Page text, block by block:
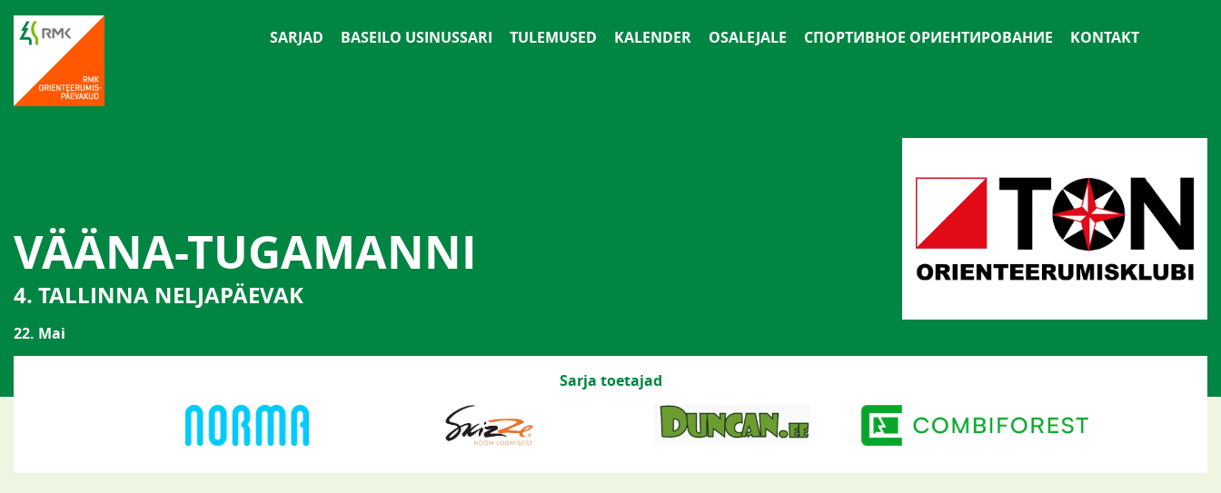
SARJAD BASEILO USINUSSARI TULEMUSED KALENDER OSALEJALE СПОРТИВНОЕ ОРИЕНТИРОВАНИЕ KONTAKT
VÄÄNA-TUGAMANNI
4. TALLINNA NELJAPÄEVAK
22. Mai
Sarja toetajad